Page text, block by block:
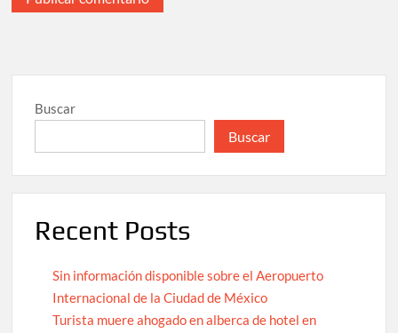
Buscar
Buscar
Recent Posts
Sin información disponible sobre el Aeropuerto
Internacional de la Ciudad de México
Turista muere ahogado en alberca de hotel en